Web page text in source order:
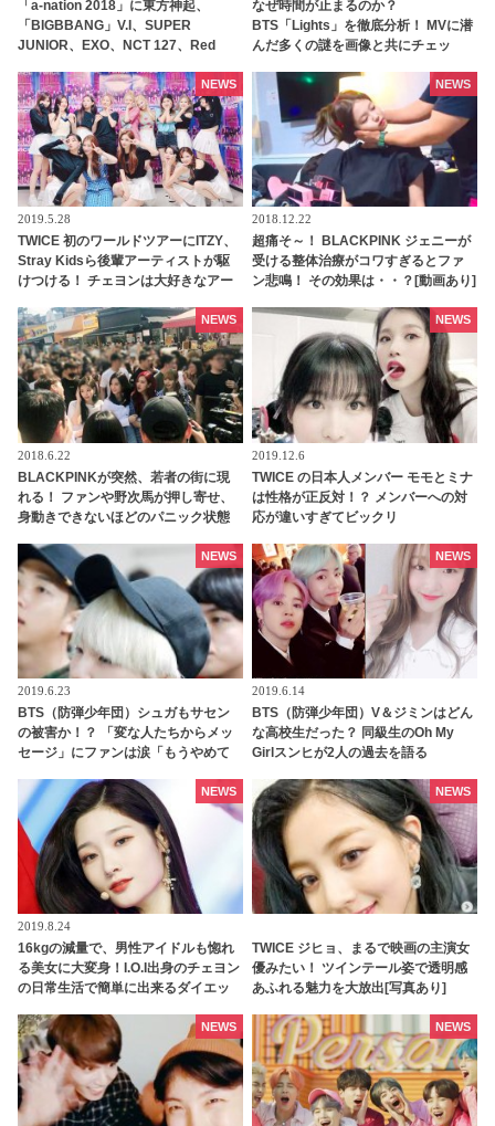
「a-nation 2018」に東方神起、
「BIGBBANG」V.I、SUPER
JUNIOR、EXO、NCT 127、Red
なぜ時間が止まるのか？
BTS「Lights」を徹底分析！ MVに潜
んだ多くの謎を画像と共にチェッ
2019.5.28
TWICE 初のワールドツアーにITZY、
Stray Kidsら後輩アーティストが駆
けつける！ チェヨンは大好きなアー
NEWS
2018.12.22
超痛そ～！ BLACKPINK ジェニーが
受ける整体治療がコワすぎるとファ
ン悲鳴！ その効果は・・？[動画あり]
NEWS
2018.6.22
BLACKPINKが突然、若者の街に現
れる！ ファンや野次馬が押し寄せ、
身動きできないほどのパニック状態
NEWS
2019.12.6
TWICE の日本人メンバー モモとミナ
は性格が正反対！？ メンバーへの対
応が違いすぎてビックリ
NEWS
2019.6.23
BTS（防弾少年団）シュガもサセン
の被害か！？ 「変な人たちからメッ
セージ」にファンは涙「もうやめて
NEWS
2019.6.14
BTS（防弾少年団）V＆ジミンはどん
な高校生だった？ 同級生のOh My
Girlスンヒが2人の過去を語る
NEWS
2019.8.24
16kgの減量で、男性アイドルも惚れ
る美女に大変身！I.O.I出身のチェヨン
の日常生活で簡単に出来るダイエッ
NEWS
TWICE ジヒョ、まるで映画の主演女
優みたい！ ツインテール姿で透明感
あふれる魅力を大放出[写真あり]
NEWS
NEWS NEWS